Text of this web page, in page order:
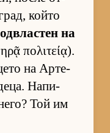
който
на
πολιτείᾳ).
на Ар­те­
На­пи­
Той им